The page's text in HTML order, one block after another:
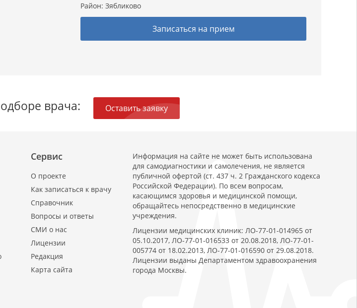
Район: Зябликово
Записаться на прием
врача: Оставить заявку
Сервис
О проекте
Как записаться к врачу
Справочник
Вопросы и ответы
СМИ о нас
Лицензии
Редакция
Карта сайта
Информация на сайте не может быть использована
для самодиагностики и самолечения, не является
публичной офертой (ст. 437 ч. 2 Гражданского кодекса
Российской Федерации). По всем вопросам,
касающимся здоровья и медицинской помощи,
обращайтесь непосредственно в медицинские
учреждения.
Лицензии медицинских клиник: ЛО-77-01-014965 от
05.10.2017, ЛО-77-01-016533 от 20.08.2018, ЛО-77-01-
005774 от 18.02.2013, ЛО-77-01-016590 от 29.08.2018.
Лицензии выданы Департаментом здравоохранения
города Москвы.